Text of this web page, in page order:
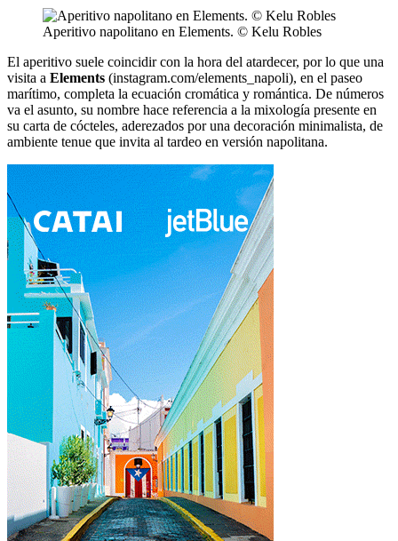
Aperitivo napolitano en Elements. © Kelu Robles
El aperitivo suele coincidir con la hora del atardecer, por lo que una
visita a Elements (instagram.com/elements_napoli), en el paseo
marítimo, completa la ecuación cromática y romántica. De números
va el asunto, su nombre hace referencia a la mixología presente en
su carta de cócteles, aderezados por una decoración minimalista, de
ambiente tenue que invita al tardeo en versión napolitana.